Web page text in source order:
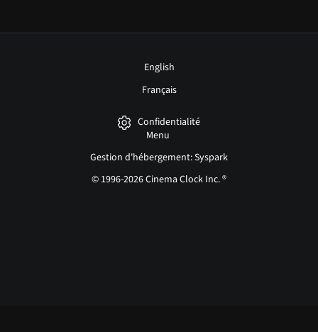
English
Français
Confidentialité
Menu
Gestion d'hébergement: Syspark
© 1996-2026 Cinema Clock Inc. ®